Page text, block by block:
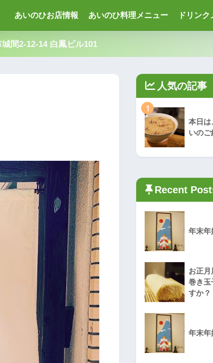
あいのひお店情報 あいのひ料理メニュー ドリン
城間2-12-14 白鳳ビル101
人気の記事
1
本日は
いのご
Recent
年末年
お正
巻き玉
すか？
年末年